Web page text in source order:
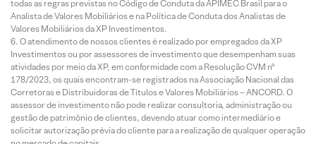
todas as regras previstas no Código de Conduta da APIMEC Brasil para o
Analista de Valores Mobiliários e na Política de Conduta dos Analistas de
Valores Mobiliários da XP Investimentos.
O atendimento de nossos clientes é realizado por empregados da XP
Investimentos ou por assessores de investimento que desempenham suas
atividades por meio da XP, em conformidade com a Resolução CVM nº
178/2023, os quais encontram-se registrados na Associação Nacional das
Corretoras e Distribuidoras de Títulos e Valores Mobiliários – ANCORD. O
assessor de investimento não pode realizar consultoria, administração ou
gestão de patrimônio de clientes, devendo atuar como intermediário e
solicitar autorização prévia do cliente para a realização de qualquer operação